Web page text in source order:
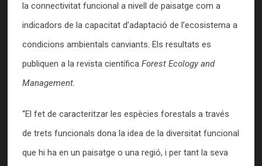
la connectivitat funcional a nivell de paisatge com a
indicadors de la capacitat d’adaptació de l’ecosistema a
condicions ambientals canviants. Els resultats es
publiquen a la revista científica Forest Ecology and
Management.
“El fet de caracteritzar les espècies forestals a través
de trets funcionals dona la idea de la diversitat funcional
que hi ha en un paisatge o una regió, i per tant la seva